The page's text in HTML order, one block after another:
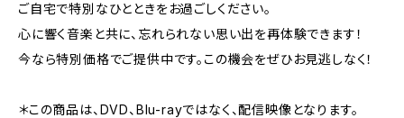
ご自宅で特別なひとときをお過ごしください。
心に響く音楽と共に、忘れられない思い出を再体験できます！
今なら特別価格でご提供中です。この機会をぜひお見逃しなく！
＊この商品は、DVD、Blu-rayではなく、配信映像となります。